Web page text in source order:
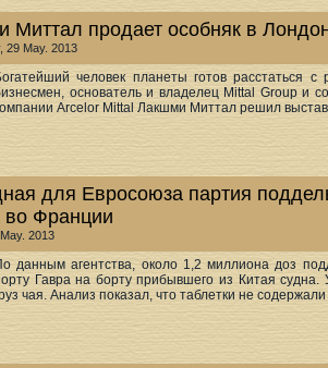
Миттал продает особняк в
29 May. 2013
человек планеты готов
основатель и владелец Mittal Group и
Arcelor Mittal Лакшми Миттал решил
для Евросоюза партия
во Франции
2013
данным агентства, около 1,2 миллиона доз
Гавра на борту прибывшего из Китая
чая. Анализ показал, что таблетки не содержали